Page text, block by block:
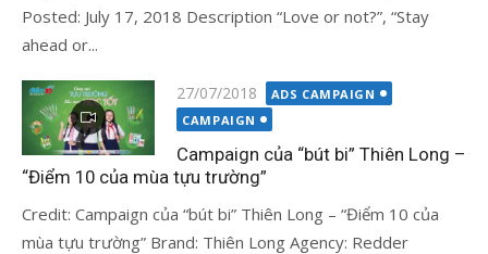
Posted: July 17, 2018 Description “Love or not?”, “Stay
ahead or...
Đăng
vào
27/07/2018
ADS CAMPAIGN
CAMPAIGN
Campaign của “bút bi” Thiên Long –
“Điểm 10 của mùa tựu trường”
Credit: Campaign của “bút bi” Thiên Long – “Điểm 10 của
mùa tựu trường” Brand: Thiên Long Agency: Redder